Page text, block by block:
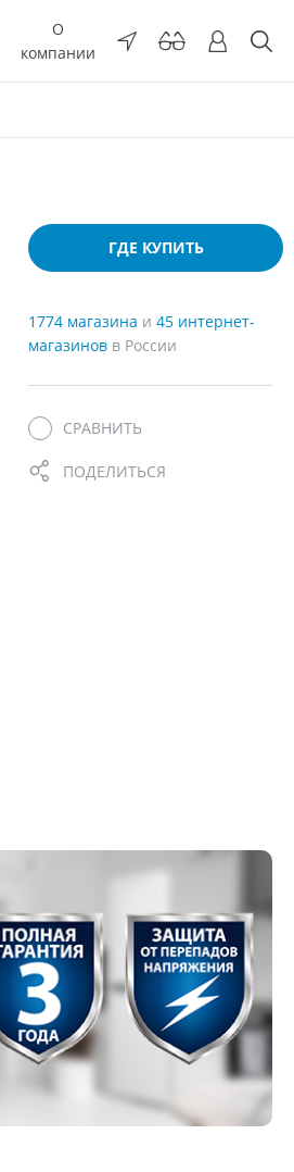
О
компании
ГДЕ КУПИТЬ
1774 магазина и 45 интернет-
магазинов в России
СРАВНИТЬ
ПОДЕЛИТЬСЯ